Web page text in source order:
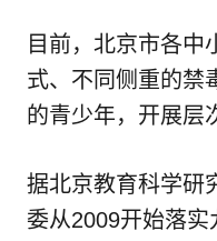
目前，北京市各中
式、不同侧重的禁
的青少年，开展层
据北京教育科学研
委从2009开始落